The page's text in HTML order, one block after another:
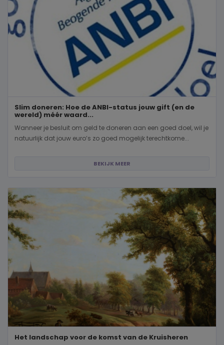
Slim doneren: Hoe de ANBI-status jouw gift (en de
wereld) méér waard...
Wanneer je besluit om geld te doneren aan een goed doel, wil je
natuurlijk dat jouw euro’s zo goed mogelijk terechtkome...
BEKIJK MEER
Het landschap voor de komst van de Kruisheren